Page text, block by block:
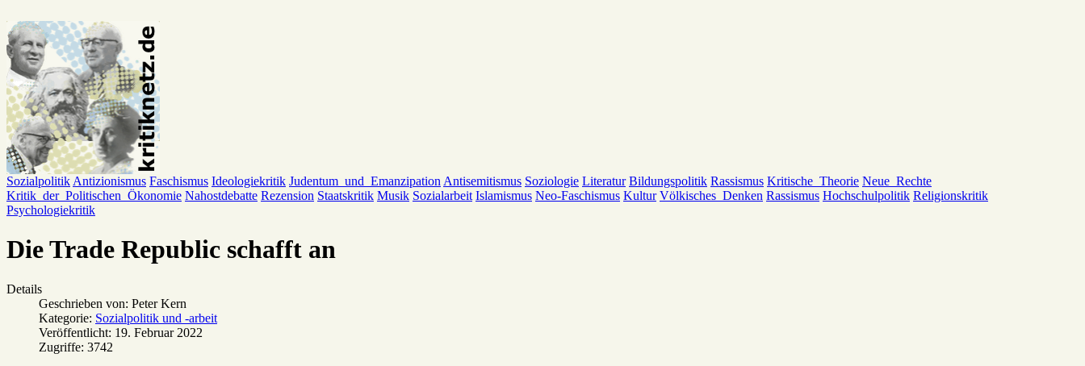
Sozialpolitik Antizionismus Faschismus Ideologiekritik Judentum_und_Emanzipation Antisemitismus Soziologie Literatur Bildungspolitik Rassismus Kritische_Theorie Neue_Rechte
Kritik_der_Politischen_Ökonomie Nahostdebatte Rezension Staatskritik Musik Sozialarbeit Islamismus Neo-Faschismus Kultur Völkisches_Denken Rassismus Hochschulpolitik Religionskritik
Psychologiekritik
Die Trade Republic schafft an
Details
Geschrieben von: Peter Kern
Kategorie: Sozialpolitik und -arbeit
Veröffentlicht: 19. Februar 2022
Zugriffe: 3742